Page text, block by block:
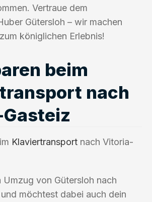
Vertraue dem
Gütersloh – wir machen
königlichen Erlebnis!
beim
nach
Klaviertransport nach Vitoria-
Umzug von Gütersloh nach
möchtest dabei auch dein